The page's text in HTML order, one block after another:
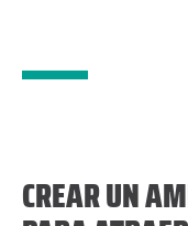
CREAR UN